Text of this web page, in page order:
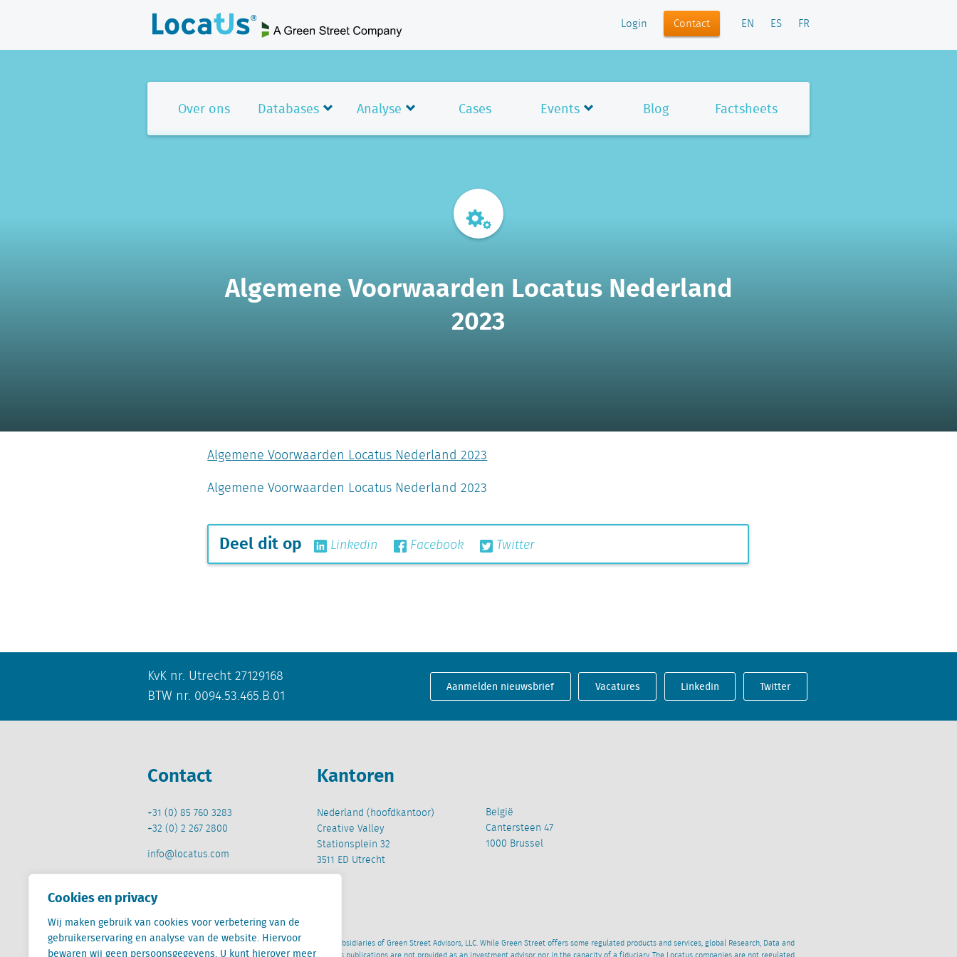
Cookies en privacy
Wij maken gebruik van cookies voor verbetering van de
gebruikerservaring en analyse van de website. Hiervoor
bewaren wij geen persoonsgegevens. U kunt hierover meer
Login Contact EN ES FR
Over ons Databases Analyse Cases Events Blog Factsheets
Algemene Voorwaarden Locatus Nederland
2023
Algemene Voorwaarden Locatus Nederland 2023
Algemene Voorwaarden Locatus Nederland 2023
Deel dit op Linkedin Facebook Twitter
KvK nr. Utrecht 27129168
BTW nr. 0094.53.465.B.01
Aanmelden nieuwsbrief Vacatures Linkedin Twitter
Contact
+31 (0) 85 760 3283
+32 (0) 2 267 2800
info@locatus.com
Kantoren
Nederland (hoofdkantoor)
Creative Valley
Stationsplein 32
3511 ED Utrecht
België
Cantersteen 47
1000 Brussel
Locatus B.V. and Locatus Belgie B.V. are wholly-owned subsidiaries of Green Street Advisors, LLC. While Green Street offers some regulated products and services, global Research, Data and